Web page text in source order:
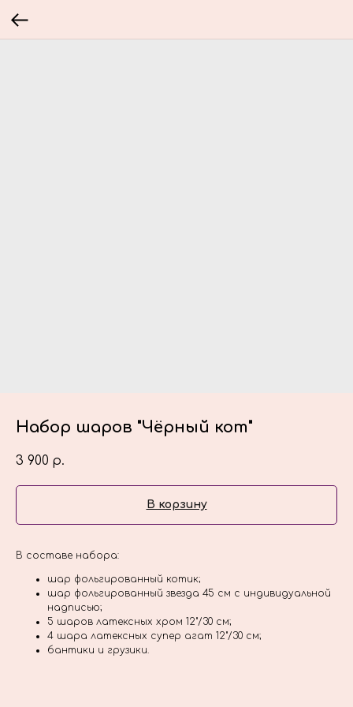
Набор шаров "Чёрный кот"
3 900 р.
В корзину
В составе набора:
шар фольгированный котик;
шар фольгированный звезда 45 см с индивидуальной
надписью;
5 шаров латексных хром 12"/30 см;
4 шара латексных супер агат 12"/30 см;
бантики и грузики.